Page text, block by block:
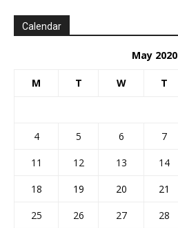
Calendar
May 2020
M T W T
4
5 6 7
11
12 13 14
18
19 20 21
25
26 27 28